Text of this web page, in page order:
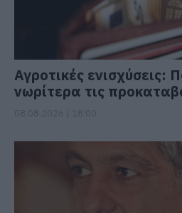
Αγροτικές ενισχύσεις:
νωρίτερα τις